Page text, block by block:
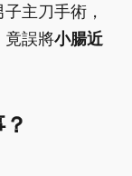
主刀手術，
竟誤將小腸近